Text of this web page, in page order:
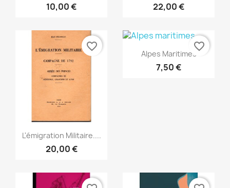
10,00 € 22,00 €
Vista rápida
L'émigration Militaire....
20,00 €
favorite_border Vista rápida
Alpes Maritimes
7,50 €
favorite_border